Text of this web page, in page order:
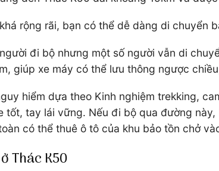
rộng rãi, bạn có thể dễ dàng di chuyển
đi bộ nhưng một số người vẫn di
giúp xe máy có thể lưu thông ngược
hiểm dựa theo Kinh nghiệm trekking,
tay lái vững. Nếu đi bộ qua đường
có thể thuê ô tô của khu bảo tồn chở
Thác K50